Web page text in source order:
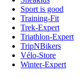
Sport is good
Training-Fit
Trek-Expert
Triathlon-Expert
TripNBikers
Vélo-Store
Winter-Expert